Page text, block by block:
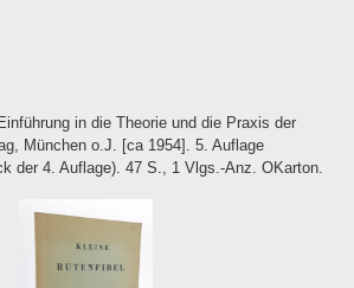
in die Theorie und die Praxis der
München o.J. [ca 1954]. 5. Auflage
der 4. Auflage). 47 S., 1 Vlgs.-Anz. OKarton.